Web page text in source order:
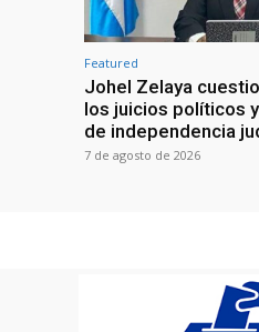
Featured
Johel Zelaya
los juicios políticos
de independencia
7 de agosto de 2026